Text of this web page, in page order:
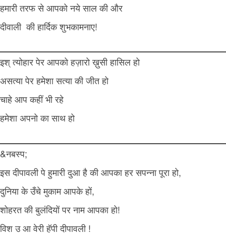
हमारी तरफ से आपको नये साल की और
दीवाली की हार्दिक शुभकामनाए!
इश् त्योहार पेर आपको हज़ारो ख़ुसी हासिल हो
असत्या पेर हमेशा सत्या की जीत हो
चाहे आप कहीं भी रहे
हमेशा अपनो का साथ हो
&नबस्प;
इस दीपावली पे हुमारी दुआ है की आपका हर सपन्ना पूरा हो,
दुनिया के उँचे मुकाम आपके हों,
शोहरत की बुलंदियों पर नाम आपका हो!
विश उ आ वेरी हॅपी दीपावली !